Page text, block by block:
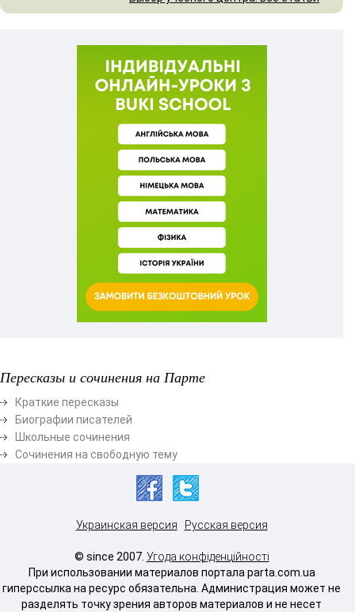
Пересказы и сочинения на Парте
Краткие пересказы
Биографии писателей
Школьные сочинения
Сочинения на свободную тему
Украинская версия Русская версия
© since 2007. Угода конфіденційності
При использовании материалов портала parta.com.ua
гиперссылка на ресурс обязательна. Администрация может не
разделять точку зрения авторов материалов и не несет